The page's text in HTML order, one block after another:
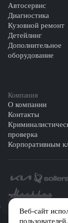
Веб-сайт
Автосервис
Диагностика
Кузовной ремонт
Детейлинг
Дополнительное
оборудование
Компания
О компании
Контакты
проверка
Корпоративным
©️ 2026 Fresh Auto